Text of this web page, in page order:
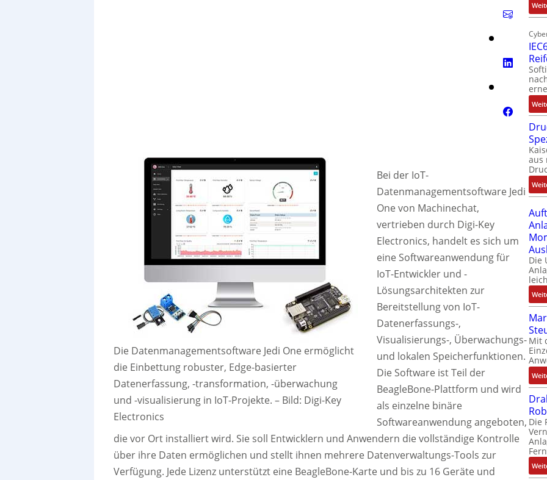
Die Datenmanagementsoftware Jedi One ermöglicht
die Einbettung robuster, Edge-basierter
Datenerfassung, -transformation, -überwachung
und -visualisierung in IoT-Projekte. – Bild: Digi-Key
Electronics
Bei der IoT-
Datenmanagementsoftware Jedi
One von Machinechat,
vertrieben durch Digi-Key
Electronics, handelt es sich um
eine Softwareanwendung für
IoT-Entwickler und -
Lösungsarchitekten zur
Bereitstellung von IoT-
Datenerfassungs-,
Visualisierungs-, Überwachungs-
und lokalen Speicherfunktionen.
Die Software ist Teil der
BeagleBone-Plattform und wird
als einzelne binäre
Softwareanwendung angeboten,
die vor Ort installiert wird. Sie soll Entwicklern und Anwendern die vollständige Kontrolle
über ihre Daten ermöglichen und stellt ihnen mehrere Datenverwaltungs-Tools zur
Verfügung. Jede Lizenz unterstützt eine BeagleBone-Karte und bis zu 16 Geräte und
aus
Die
Mit
Die